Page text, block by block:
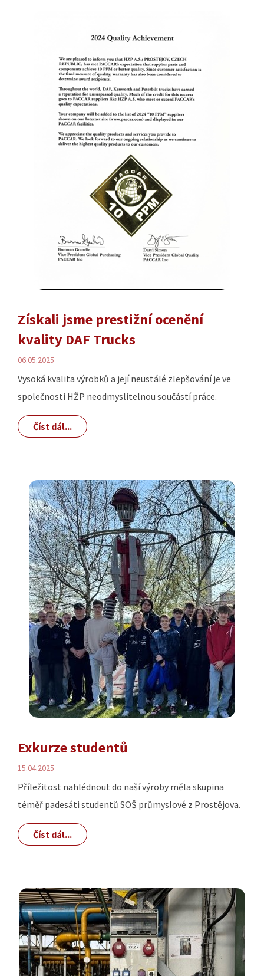
Získali jsme prestižní ocenění
kvality DAF Trucks
06.05.2025
Vysoká kvalita výrobků a její neustálé zlepšování je ve
společnosti HŽP neodmyslitelnou součástí práce.
Číst dál...
Exkurze studentů
15.04.2025
Příležitost nahlédnout do naší výroby měla skupina
téměř padesáti studentů SOŠ průmyslové z Prostějova.
Číst dál...